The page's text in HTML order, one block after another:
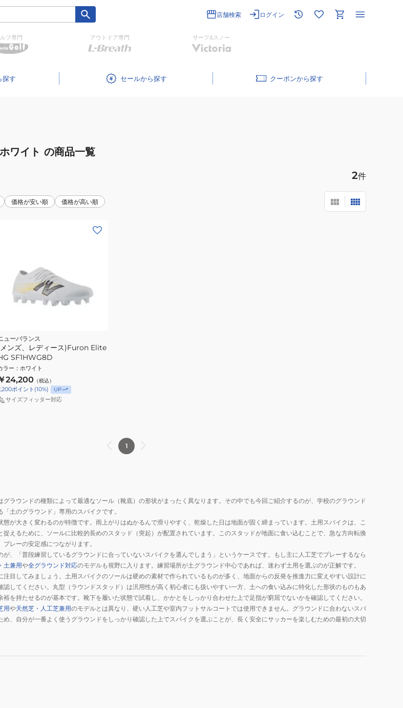
店舗検索 ログイン
フ専門 アウトドア専門 サーフ&スノー
セール クーポン
ホワイト の商品一覧
2件
価格が安い順 価格が高い順
ューバランス
ンズ、レディース)Furon Elite
SF1HWG8D
ラー ： ホワイト
24,200 （税込）
ポイント (10%) UP
サイズフィッター対応
1
グラウンドの種類によって最適なソール（靴底）の形状がまったく異なります。その中でも今回ご紹介するのが、学校のグラウンド
土のグラウンド」専用のスパイクです。
が大きく変わるのが特徴です。雨上がりはぬかるんで滑りやすく、乾燥した日は地面が固く締まっています。土用スパイクは、こ
捉えるために、ソールに比較的長めのスタッド（突起）が配置されています。このスタッドが地面に食い込むことで、急な方向転換
レーの安定感につながります。
、「普段練習しているグラウンドに合っていないスパイクを選んでしまう」というケースです。もし主に人工芝でプレーするなら
土兼用や全グラウンド対応のモデルも視野に入ります。練習場所が土グラウンド中心であれば、迷わず土用を選ぶのが正解です。
目してみましょう。土用スパイクのソールは硬めの素材で作られているものが多く、地面からの反発を推進力に変えやすい設計に
してください。丸型（ラウンドスタッド）は汎用性が高く初心者にも扱いやすい一方、土への食い込みに特化した形状のものもあ
を持たせるのが基本です。靴下を履いた状態で試着し、かかとをしっかり合わせた上で足指が窮屈でないかを確認してください。
用や天然芝・人工芝兼用のモデルとは異なり、硬い人工芝や室内フットサルコートでは使用できません。グラウンドに合わないスパ
、自分が一番よく使うグラウンドをしっかり確認した上でスパイクを選ぶことが、長く安全にサッカーを楽しむための最初の大切